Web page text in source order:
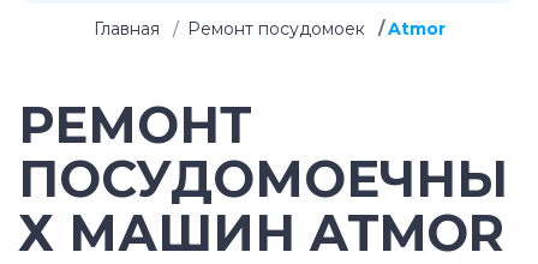
Главная Ремонт посудомоек Atmor
РЕМОНТ
ПОСУДОМОЕЧНЫ
Х МАШИН ATMOR